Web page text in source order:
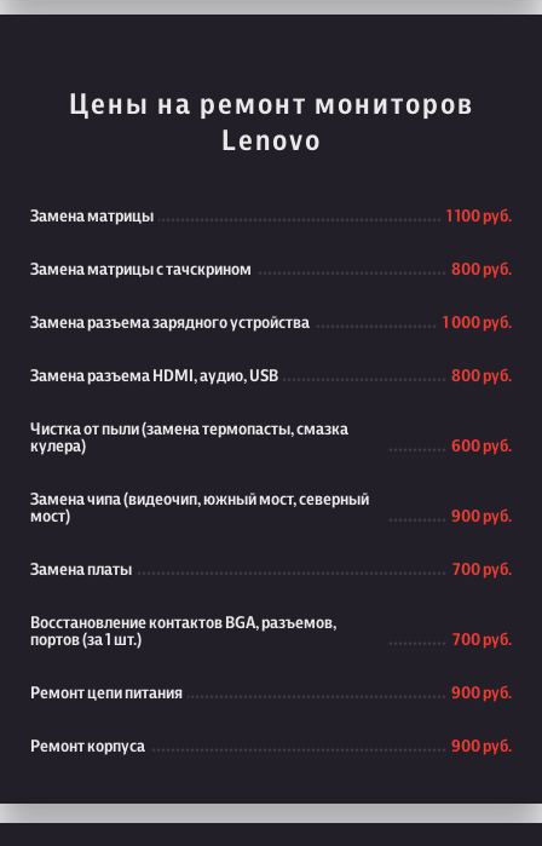
Цены на ремонт мониторов
Lenovo
Замена матрицы 1 100 руб.
Замена матрицы с тачскрином 800 руб.
Замена разъема зарядного устройства 1 000 руб.
Замена разъема HDMI, аудио, USB 800 руб.
Чистка от пыли (замена термопасты, смазка
кулера)
600 руб.
Замена чипа (видеочип, южный мост, северный
мост)
900 руб.
Замена платы 700 руб.
Восстановление контактов BGA, разъемов,
портов (за 1 шт.)
700 руб.
Ремонт цепи питания 900 руб.
Ремонт корпуса 900 руб.